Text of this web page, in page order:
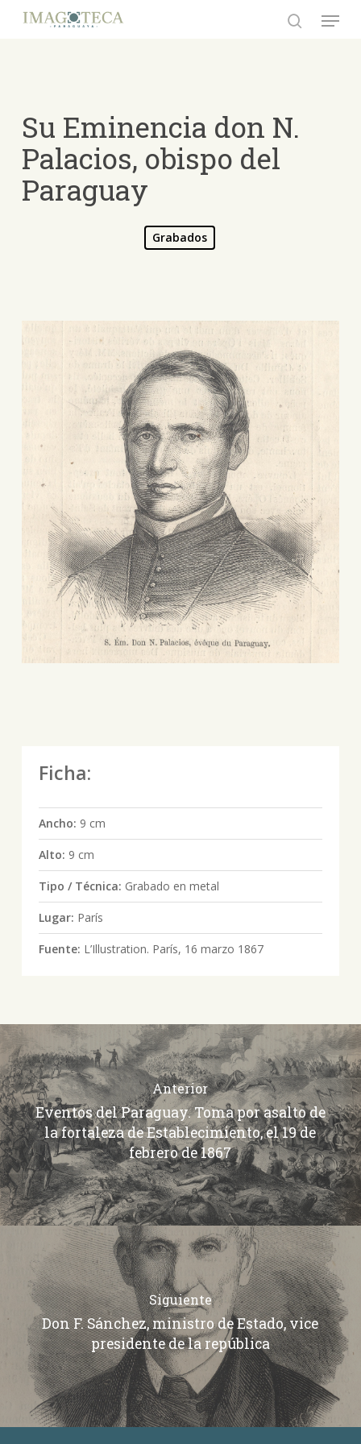
Menu
Su Eminencia don N.
Palacios, obispo del
Paraguay
Grabados
Ficha:
Ancho: 9 cm
Alto: 9 cm
Tipo / Técnica: Grabado en metal
Lugar: París
Fuente: L’Illustration. París, 16 marzo 1867
Anterior
Eventos del Paraguay. Toma por asalto de
la fortaleza de Establecimiento, el 19 de
febrero de 1867
Siguiente
Don F. Sánchez, ministro de Estado, vice
presidente de la república